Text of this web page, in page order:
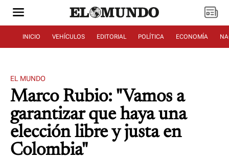
INICIO VEHÍCULOS EDITORIAL POLÍTICA ECONOMÍA
EL MUNDO
Marco Rubio: "Vamos a
garantizar que haya una
elección libre y justa en
Colombia"